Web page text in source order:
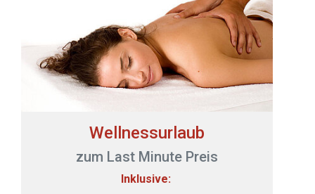
Wellnessurlaub
zum Last Minute Preis
Inklusive: